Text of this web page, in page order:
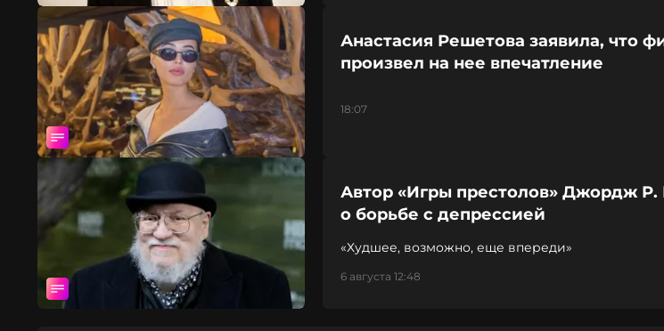
Анастасия Решетова заявила, что
произвел на нее впечатление
18:07
Автор «Игры престолов» Джордж Р.
о борьбе с депрессией
«Худшее, возможно, еще впереди»
6 августа 12:48